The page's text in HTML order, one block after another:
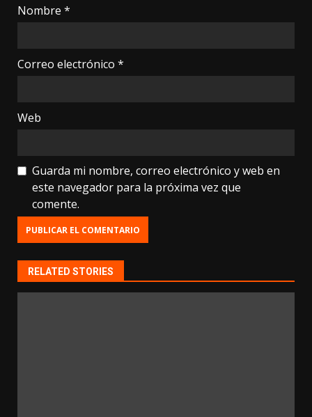
Nombre *
Correo electrónico *
Web
Guarda mi nombre, correo electrónico y web en
este navegador para la próxima vez que
comente.
RELATED STORIES